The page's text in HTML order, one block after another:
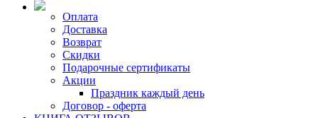
Оплата
Доставка
Возврат
Скидки
Подарочные сертификаты
Акции
Праздник каждый день
Договор - оферта